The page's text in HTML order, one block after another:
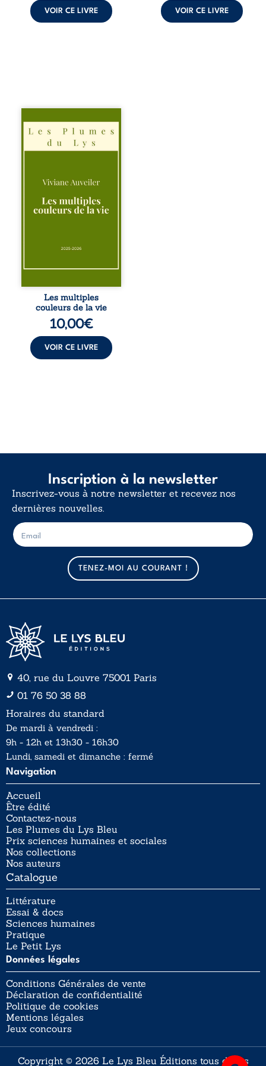
VOIR CE LIVRE
peuvent ...
VOIR CE LIVRE
Trois récits, trois
existences saisies
à l’instant où tout
bascule. Une
l’apaisement, un
recouvre
l’espérance, tandis
pour en retrouver
Entre souvenirs,
désillusions, Les
multiples couleurs
de la vie explore la
force des liens, le
poids des non-dits
et la ...
Les multiples
couleurs de la vie
10,00€
VOIR CE LIVRE
Inscription à la newsletter
Inscrivez-vous à notre newsletter et recevez nos
dernières nouvelles.
m
a
i
l
E
-
m
TENEZ-MOI AU COURANT !
40, rue du Louvre 75001 Paris
01 76 50 38 88
Horaires du standard
De mardi à vendredi :
9h - 12h et 13h30 - 16h30
Lundi, samedi et dimanche : fermé
Navigation
Accueil
Être édité
Contactez-nous
Les Plumes du Lys Bleu
Prix sciences humaines et sociales
Nos collections
Nos auteurs
Catalogue
Littérature
Essai & docs
Sciences humaines
Pratique
Le Petit Lys
Données légales
Conditions Générales de vente
Déclaration de confidentialité
Politique de cookies
Mentions légales
Jeux concours
Copyright © 2026 Le Lys Bleu Éditions tous droits